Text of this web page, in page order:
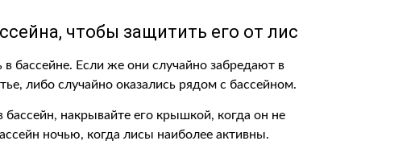
чтобы защитить его от лис
бассейне. Если же они случайно забредают в
либо случайно оказались рядом с бассейном.
накрывайте его крышкой, когда он не
ночью, когда лисы наиболее активны.